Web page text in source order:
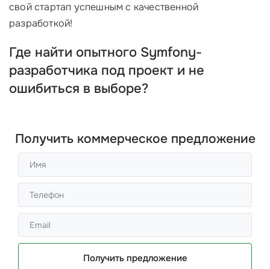
свой стартап успешным с качественной
разработкой!
Где найти опытного Symfony-
разработчика под проект и не
ошибиться в выборе?
Получить коммерческое предложение
Получить предложение